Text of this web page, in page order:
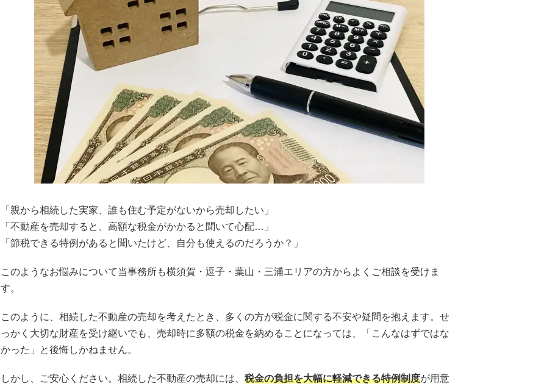
「親から相続した実家、誰も住む予定がないから売却したい」
「不動産を売却すると、高額な税金がかかると聞いて心配…」
「節税できる特例があると聞いたけど、自分も使えるのだろうか？」
このようなお悩みについて当事務所も横須賀・逗子・葉山・三浦エリアの方からよくご相談を受けま
す。
このように、相続した不動産の売却を考えたとき、多くの方が税金に関する不安や疑問を抱えます。せ
っかく大切な財産を受け継いでも、売却時に多額の税金を納めることになっては、「こんなはずではな
かった」と後悔しかねません。
しかし、ご安心ください。相続した不動産の売却には、 税金の負担を大幅に軽減できる特例制度が用意